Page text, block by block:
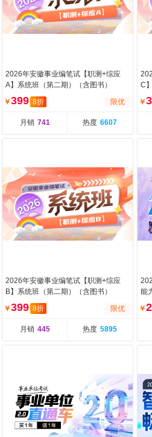
2026年安徽事业编笔试【职测+综应
A】系统班（第二期）（含图书）
￥399 8折 限优
月销 741 热度 6607
C
￥
2026年安徽事业编笔试【职测+综应
B】系统班（第二期）（含图书）
￥399 8折 限优
月销 445 热度 5895
能
￥